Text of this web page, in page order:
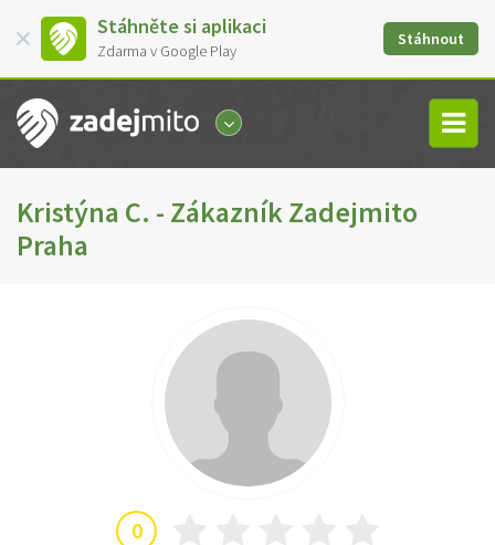
Stáhněte si aplikaci
Zdarma v Google Play
Stáhnout
Kristýna C. - Zákazník Zadejmito
Praha
0